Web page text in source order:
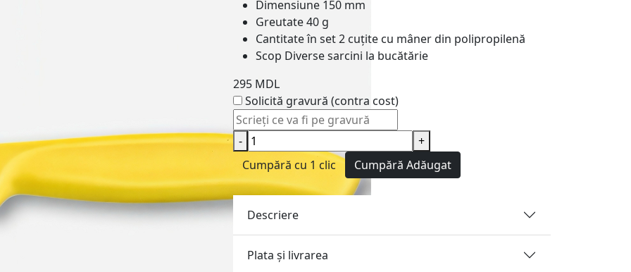
Dimensiune 150 mm
Greutate40 g
Cantitate în set2 cuțite cu mâner din polipropilenă
Scop Diverse sarcini la bucătărie
295 MDL
Solicită gravură (contra cost)
-
+
Cumpără cu 1 clic
Cumpără Adăugat
Descriere
Plata și livrarea